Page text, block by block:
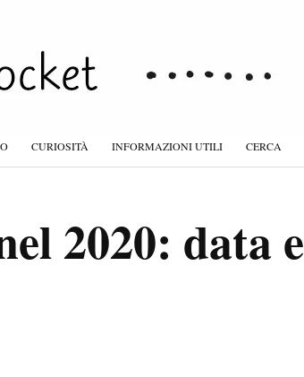
CURIOSITÀ INFORMAZIONI UTILI CERCA
2020: data e